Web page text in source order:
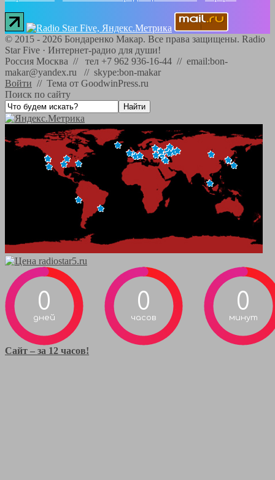
© 2015 - 2026 Бондаренко Макар. Все права защищены. Radio
Star Five · Интернет-радио для души!
Россия Москва // тел +7 962 936-16-44 // email:bon-
makar@yandex.ru // skype:bon-makar
Войти // Тема от GoodwinPress.ru
Поиск по сайту
0
дней
0
часов
0
минут
Сайт – за 12 часов!